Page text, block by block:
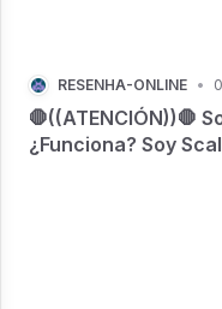
RESENHA-ONLINE •
🛑((ATENCIÓN))🛑
¿Funciona? Soy